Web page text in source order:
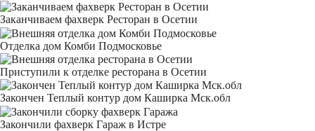
Заканчиваем фахверк Ресторан в Осетии
Отделка дом Комби Подмосковье
Приступили к отделке ресторана в Осетии
Закончен Теплый контур дом Каширка Мск.обл
Закончили фахверк Гараж в Истре